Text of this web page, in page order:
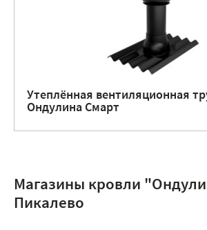
Утеплённая вентиляционная
Ондулина Смарт
Магазины кровли
Пикалево